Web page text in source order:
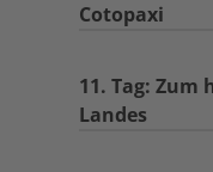
Cotopaxi
11. Tag: Zum
Landes